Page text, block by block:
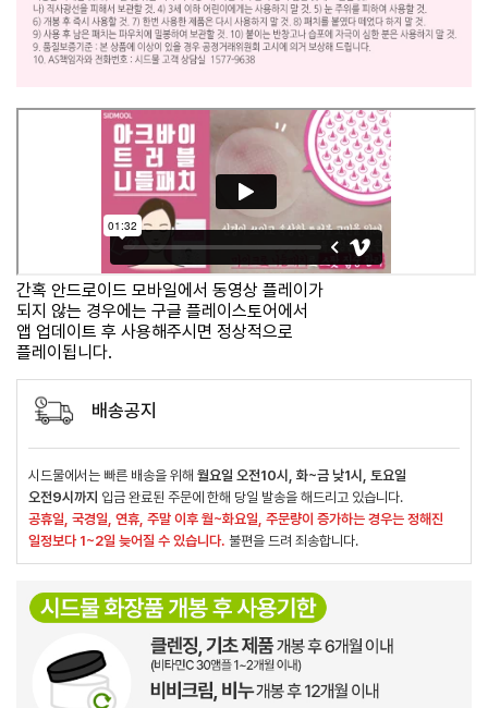
간혹 안드로이드 모바일에서 동영상 플레이가
되지 않는 경우에는 구글 플레이스토어에서
앱 업데이트 후 사용해주시면 정상적으로
플레이됩니다.
배송공지
시드물에서는 빠른 배송을 위해 월요일 오전10시, 화~금 낮1시, 토요일
오전9시까지 입금 완료된 주문에 한해 당일 발송을 해드리고 있습니다.
공휴일, 국경일, 연휴, 주말 이후 월~화요일, 주문량이 증가하는 경우는 정해진
일정보다 1~2일 늦어질 수 있습니다. 불편을 드려 죄송합니다.